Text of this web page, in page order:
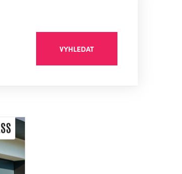
VYHLEDAT